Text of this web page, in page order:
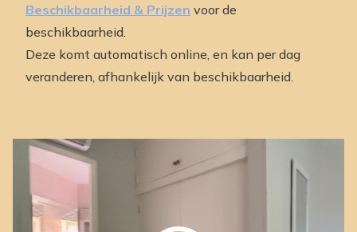
Beschikbaarheid & Prijzen voor de
beschikbaarheid.
Deze komt automatisch online, en kan per dag
veranderen, afhankelijk van beschikbaarheid.